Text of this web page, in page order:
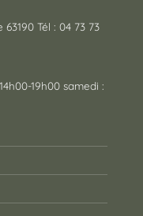
Tél : 04 73 73
19h00 samedi :